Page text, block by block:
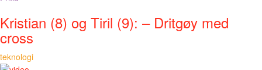
Kristian (8) og Tiril (9): – Dritgøy med
cross
teknologi